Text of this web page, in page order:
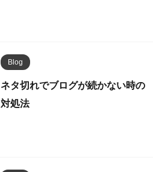
Blog
ネタ切れでブログが続かない時の
対処法